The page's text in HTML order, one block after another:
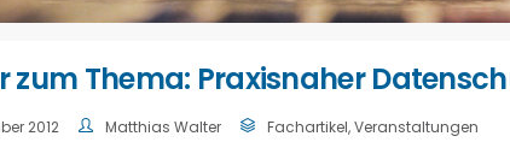
zum Thema: Praxisnaher
2012 Matthias Walter Fachartikel,Veranstaltungen